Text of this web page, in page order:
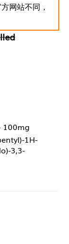
网站不同，
100mg
1H-
3,3-